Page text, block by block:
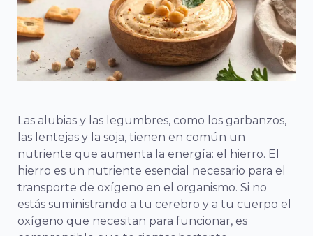
Las alubias y las legumbres, como los garbanzos,
las lentejas y la soja, tienen en común un
nutriente que aumenta la energía: el hierro. El
hierro es un nutriente esencial necesario para el
transporte de oxígeno en el organismo. Si no
estás suministrando a tu cerebro y a tu cuerpo el
oxígeno que necesitan para funcionar, es